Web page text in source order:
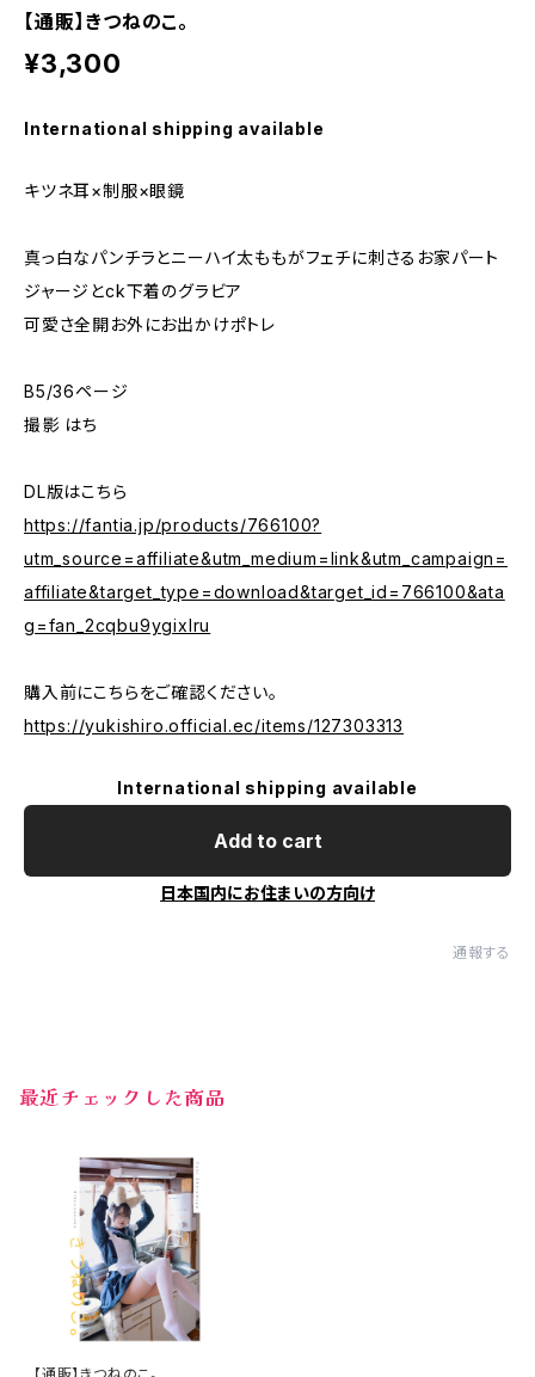
【通販】きつねのこ。
¥3,300
International shipping available
キツネ耳×制服×眼鏡
真っ白なパンチラとニーハイ太ももがフェチに刺さるお家パート
ジャージとck下着のグラビア
可愛さ全開お外にお出かけポトレ
B5/36ページ
撮影 はち
DL版はこちら
https://fantia.jp/products/766100?
utm_source=affiliate&utm_medium=link&utm_campaign=
affiliate&target_type=download&target_id=766100&ata
g=fan_2cqbu9ygixlru
購入前にこちらをご確認ください。
https://yukishiro.official.ec/items/127303313
International shipping available
Add to cart
日本国内にお住まいの方向け
通報する
最近チェックした商品